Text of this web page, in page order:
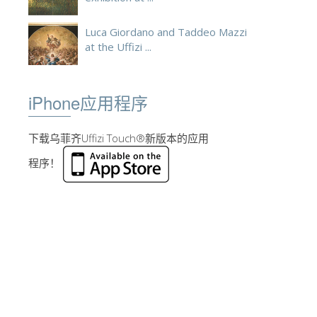
Luca Giordano and Taddeo Mazzi
at the Uffizi ...
iPhone应用程序
下载乌菲齐Uffizi Touch®新版本的应用
程序！